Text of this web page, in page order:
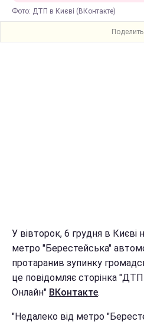
Фото: ДТП в Києві (ВКонтакте)
У вівторок, 6 грудня в Києві
метро "Берестейська"
протаранив зупинку
це повідомляє сторінка
Онлайн" ВКонтакте.
"Недалеко від метро